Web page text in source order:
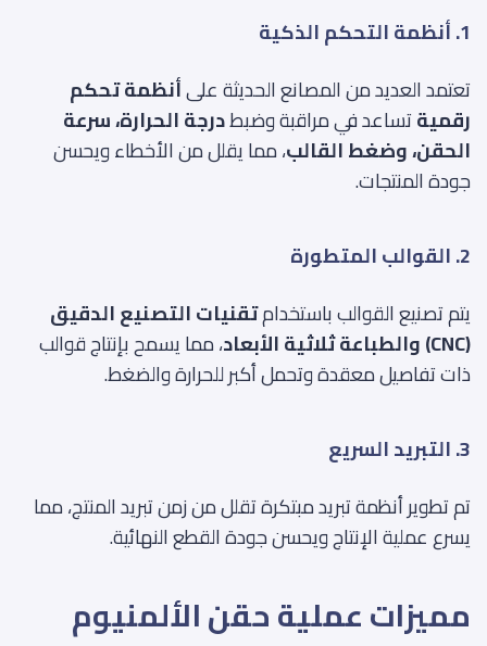
1. أنظمة التحكم الذكية
تعتمد العديد من المصانع الحديثة علىأنظمة تحكم
رقميةتساعد في مراقبة وضبطدرجة الحرارة، سرعة
الحقن، وضغط القالب، مما يقلل من الأخطاء ويحسن
جودة المنتجات.
2. القوالب المتطورة
يتم تصنيع القوالب باستخدامتقنيات التصنيع الدقيق
(CNC) والطباعة ثلاثية الأبعاد
، مما يسمح بإنتاج قوالب
ذات تفاصيل معقدة وتحمل أكبر للحرارة والضغط.
3. التبريد السريع
تم تطوير أنظمة تبريد مبتكرة تقلل من زمن تبريد المنتج، مما
يسرع عملية الإنتاج ويحسن جودة القطع النهائية.
مميزات عملية حقن الألمنيوم